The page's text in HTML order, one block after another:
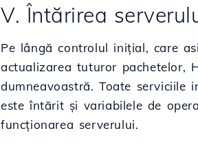
V. Întărirea
Pe lângă controlul inițial, care
actualizarea tuturor pachetelor,
dumneavoastră. Toate serviciile
este întărit și variabilele de
funcționarea serverului.